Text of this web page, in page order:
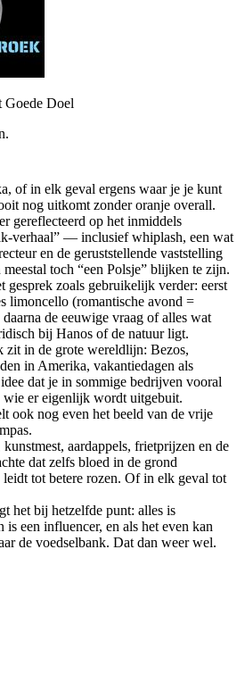
Goede Doel
of in elk geval ergens waar je je kunt
nog uitkomt zonder oranje overall.
gereflecteerd op het inmiddels
verhaal” — inclusief whiplash, een wat
en de geruststellende vaststelling
toch “een Polsje” blijken te zijn.
gesprek zoals gebruikelijk verder: eerst
limoncello (romantische avond =
de eeuwige vraag of alles wat
bij Hanos of de natuur ligt.
zit in de grote wereldlijn: Bezos,
in Amerika, vakantiedagen als
dat je in sommige bedrijven vooral
er eigenlijk wordt uitgebuit.
ook nog even het beeld van de vrije
aardappels, frietprijzen en de
dat zelfs bloed in de grond
tot betere rozen. Of in elk geval tot
het bij hetzelfde punt: alles is
is een influencer, en als het even kan
de voedselbank. Dat dan weer wel.